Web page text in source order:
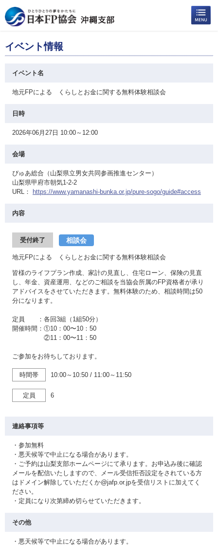
イベント情報
イベント名
地元FPによる くらしとお金に関する無料体験相談会
日時
2026年06月27日 10:00～12:00
会場
ぴゅあ総合（山梨県立男女共同参画推進センター）
山梨県甲府市朝気1-2-2
URL：
https://www.yamanashi-bunka.or.jp/pure-sogo/guide#access
内容
受付終了 相談会
地元FPによる くらしとお金に関する無料体験相談会
皆様のライフプラン作成、家計の見直し、住宅ローン、保険の見直
し、年金、資産運用、などのご相談を当協会所属のFP資格者が承り
アドバイスをさせていただきます。無料体験のため、相談時間は50
分になります。
定員 ：各回3組（1組50分）
開催時間：①10：00〜10：50
②11：00〜11：50
ご参加をお待ちしております。
時間帯 10:00～10:50 / 11:00～11:50
定員 6
連絡事項等
・参加無料
・悪天候等で中止になる場合があります。
・ご予約は山梨支部ホームページにて承ります。お申込み後に確認
メールを配信いたしますので、メール受信拒否設定をされている方
はドメイン解除していただくか@jafp.or.jpを受信リストに加えてく
ださい。
・定員になり次第締め切らせていただきます。
その他
・悪天候等で中止になる場合があります。